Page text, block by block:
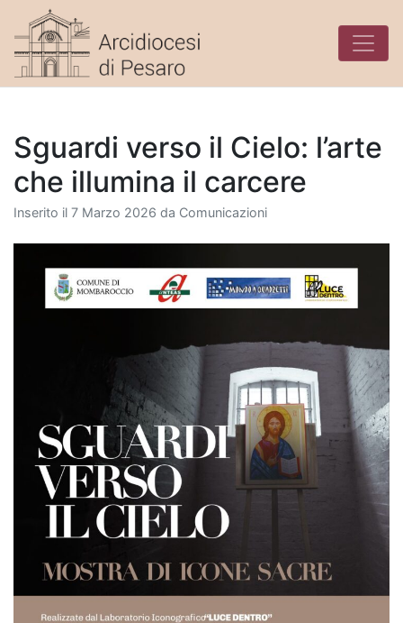
content
Sguardi verso il Cielo: l’arte
che illumina il carcere
Inserito il 7 Marzo 2026 da Comunicazioni